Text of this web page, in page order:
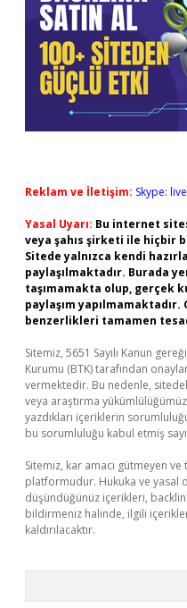
Reklam ve İletişim: Skype:
Yasal Uyarı: Bu internet
veya şahıs şirketi ile hiçbir
Sitede yalnızca kendi
paylaşılmaktadır. Burada
taşımamakta olup, gerçek
paylaşım
benzerlikleri tamamen
Sitemiz, 5651 Sayılı Kanun
Kurumu (BTK) tarafından
vermektedir. Bu nedenle,
veya araştırma
yazdıkları içeriklerin
bu sorumluluğu kabul etmiş
Sitemiz, kar amacı gütmeyen
platformudur. Hukuka ve yasal
düşündüğünüz içerikleri,
bildirmeniz halinde, ilgili
kaldırılacaktır.